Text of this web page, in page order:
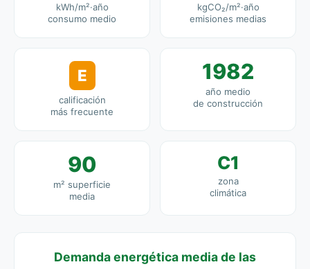
kWh/m²·año
consumo medio
kgCO₂/m²·año
emisiones medias
E
calificación
más frecuente
1982
año medio
de construcción
90
m² superficie
media
C1
zona
climática
Demanda energética media de las